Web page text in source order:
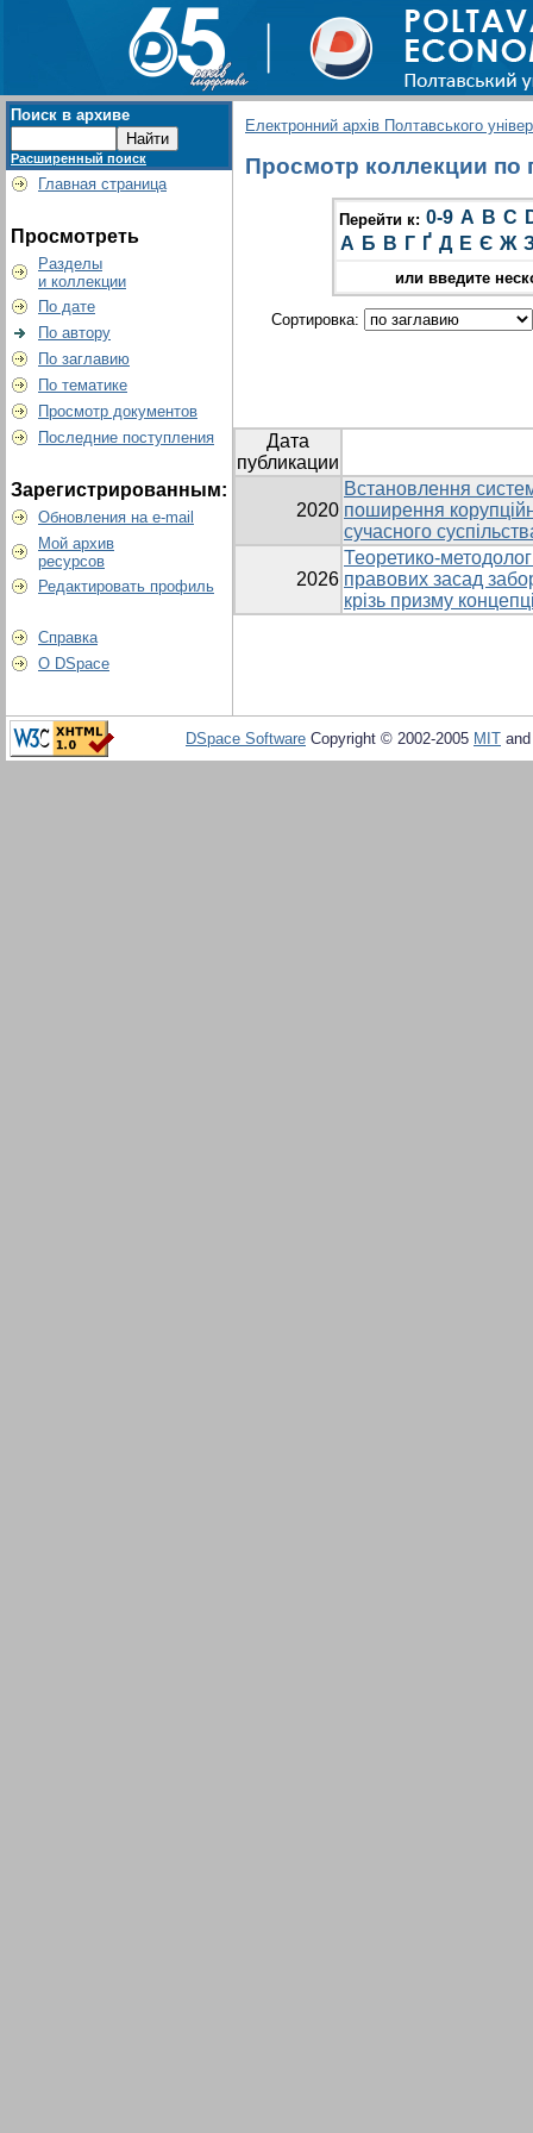
Поиск в архиве
Расширенный поиск
Главная страница
Просмотреть
Разделы
и коллекции
По дате
По автору
По заглавию
По тематике
Просмотр документов
Последние поступления
Зарегистрированным:
Обновления на e-mail
Мой архив
ресурсов
Редактировать профиль
Справка
О DSpace
Електронний архів Полтавського
Просмотр коллекции по
Перейти к: 0-9 A B C
А Б В Г Ґ Д Е Є Ж
или введите
Сортировка:
Дата
публикации
2020
Встановлення
поширення
сучасного
2026
Теоретико-
правових засад
крізь призму
DSpace Software Copyright © 2002-2005 MIT